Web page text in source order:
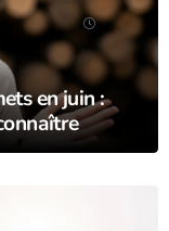
en juin :
21/06/25